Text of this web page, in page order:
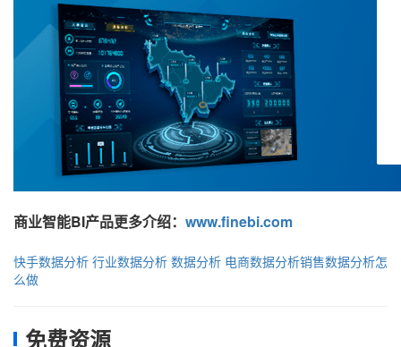
商业智能BI产品更多介绍： www.finebi.com
快手数据分析 行业数据分析 数据分析 电商数据分析销售数据分析怎
么做
免费资源